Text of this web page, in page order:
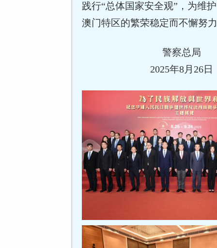
践行“总体国家安全观”，为维
澳门特区的繁荣稳定而不懈努
警察总局
2025年8月26日